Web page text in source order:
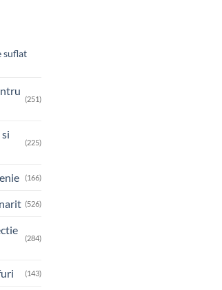
suflat
(251)
(225)
(166)
(526)
(284)
(143)